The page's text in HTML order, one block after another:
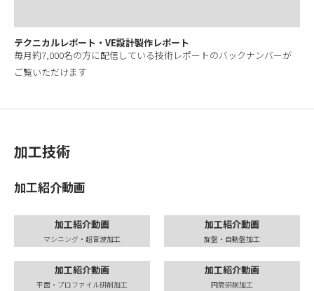
テクニカルレポート・VE設計製作レポート
毎月約7,000名の方に配信している技術レポートのバックナンバーが
ご覧いただけます
加工技術
加工紹介動画
加工紹介動画
マシニング・超音波加工
加工紹介動画
旋盤・自動盤加工
加工紹介動画
平面・プロファイル研削加工
加工紹介動画
円筒研削加工